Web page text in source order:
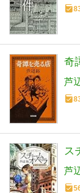
奇
芦
ス
芦